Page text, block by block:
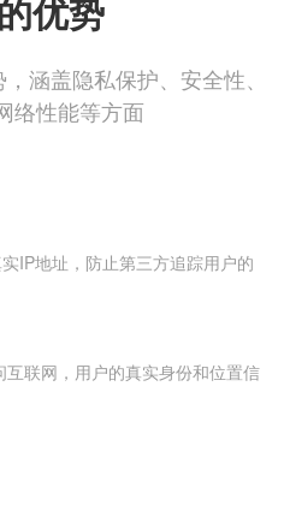
优势
涵盖隐私保护、安全性、
络性能等方面
IP地址，防止第三方追踪用户的
互联网，用户的真实身份和位置信